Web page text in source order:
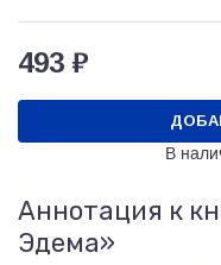
493 ₽
В
Аннотация к
Эдема»